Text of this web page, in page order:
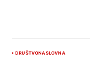
DRUŠTVONASLOVNA